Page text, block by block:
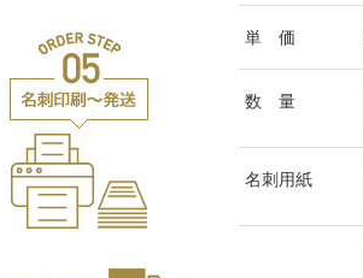
単 価
数 量
名刺用紙